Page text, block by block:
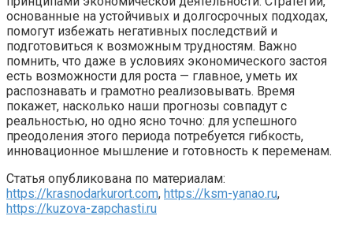
основанные на устойчивых и долгосрочных подходах,
помогут избежать негативных последствий и
подготовиться к возможным трудностям. Важно
помнить, что даже в условиях экономического застоя
есть возможности для роста — главное, уметь их
распознавать и грамотно реализовывать. Время
покажет, насколько наши прогнозы совпадут с
реальностью, но одно ясно точно: для успешного
преодоления этого периода потребуется гибкость,
инновационное мышление и готовность к переменам.
Статья опубликована по материалам:
https://krasnodarkurort.com, https://ksm-yanao.ru,
https://kuzova-zapchasti.ru